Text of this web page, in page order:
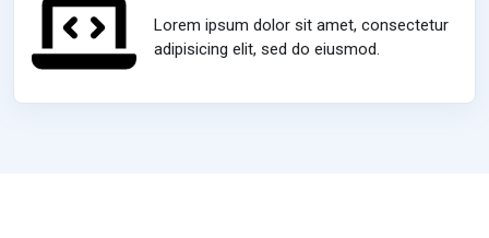
Lorem ipsum dolor sit amet, consectetur
adipisicing elit, sed do eiusmod.